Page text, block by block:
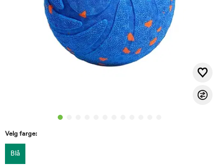
Velg farge:
Blå